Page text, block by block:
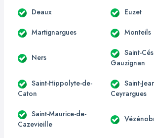
Deaux Euzet
Martignargues Monteils
Ners
Saint-
Gauzignan
Saint-Hippolyte-de-
Caton
Saint-
Ceyrargues
Saint-Maurice-de-
Cazevieille